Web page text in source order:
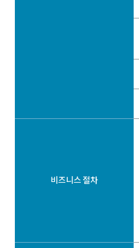
비즈니스 절차